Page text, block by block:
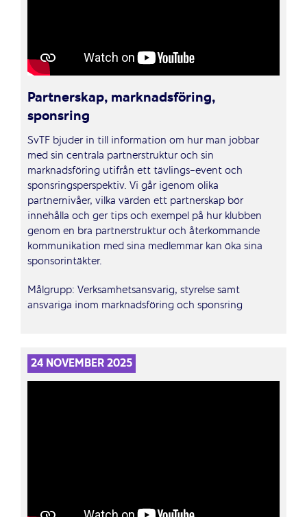
Partnerskap, marknadsföring,
sponsring
SvTF bjuder in till information om hur man jobbar
med sin centrala partnerstruktur och sin
marknadsföring utifrån ett tävlings-event och
sponsringsperspektiv. Vi går igenom olika
partnernivåer, vilka värden ett partnerskap bör
innehålla och ger tips och exempel på hur klubben
genom en bra partnerstruktur och återkommande
kommunikation med sina medlemmar kan öka sina
sponsorintäkter.
Målgrupp: Verksamhetsansvarig, styrelse samt
ansvariga inom marknadsföring och sponsring
24 NOVEMBER 2025